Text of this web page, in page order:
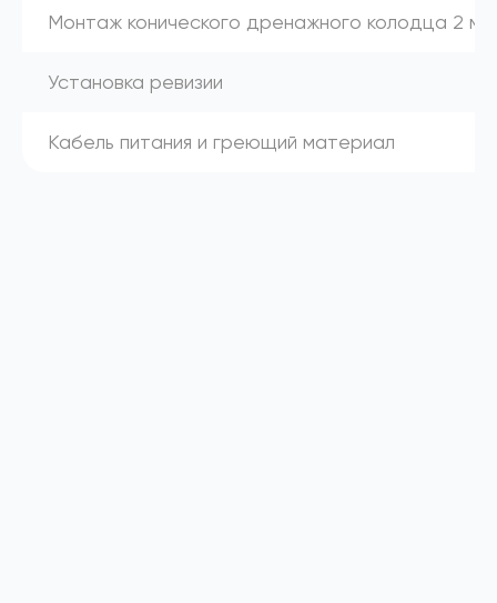
Монтаж конического дренажного колодца 2 м
Установка ревизии
Кабель питания и греющий материал